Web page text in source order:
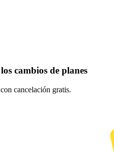
cambios de planes
cancelación gratis.